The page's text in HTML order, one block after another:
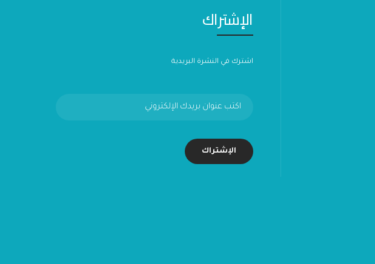
الإشتراك
اشترك في النشرة البريدية